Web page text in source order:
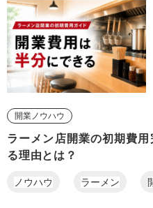
開業ノウハウ
ラーメン店開業の初期費
る理由とは？
ノウハウ ラーメン